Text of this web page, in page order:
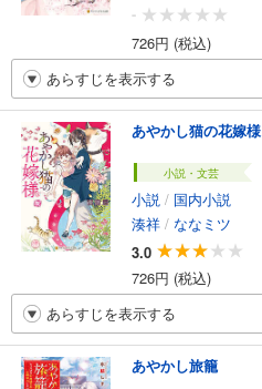
-
726円 (税込)
あらすじを表示する
あやかし猫の花嫁様
小説・文芸
小説 / 国内小説
湊祥 / ななミツ
3.0
726円 (税込)
あらすじを表示する
あやかし旅籠